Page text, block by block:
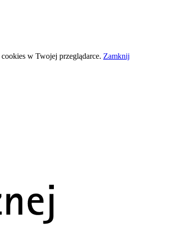
cookies w Twojej przeglądarce. Zamknij